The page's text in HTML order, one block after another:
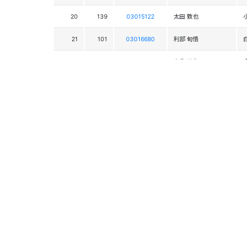
20 139 03015122 太田 敦也
21 101 03016680 利部 旬悟
宮島 碧生